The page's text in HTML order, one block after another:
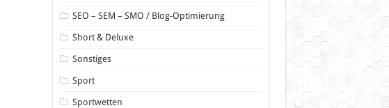
SEO – SEM – SMO / Blog-Optimierung
Short & Deluxe
Sonstiges
Sport
Sportwetten